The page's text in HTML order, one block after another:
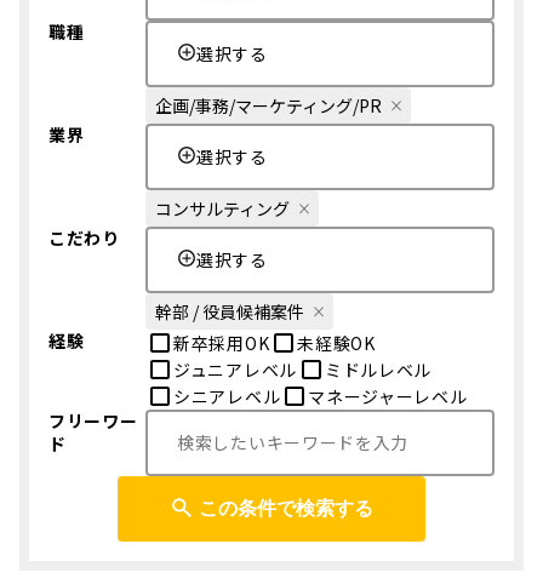
職種
選択する
企画/事務/マーケティング/PR
業界
選択する
コンサルティング
こだわり
選択する
幹部 / 役員候補案件
経験
新卒採用OK
未経験OK
ジュニアレベル
ミドルレベル
シニアレベル
マネージャーレベル
フリーワー
ド
この条件で検索する